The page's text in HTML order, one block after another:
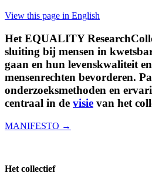
View this page in English
Het EQUALITY
sluiting bij mensen in
gaan en hun levens­kwaliteit
mensen­rechten bevorderen.
onderzoeks­methoden en
centraal in de visie van het
MANIFESTO →
Het collectief